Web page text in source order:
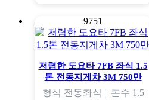
9751
저렴한 도요타 7FB 좌식 1.5
톤 전동지게차 3M 750만
형식 전동좌식 | 톤수 1.5